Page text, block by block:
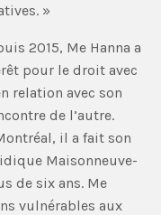
»
2015, Me Hanna a
pour le droit avec
relation avec son
de l’autre.
il a fait son
Maisonneuve-
de six ans. Me
vulnérables aux